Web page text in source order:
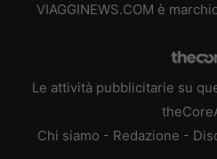
VIAGGINEWS.COM è
Le attività pubblicitarie su
Chi siamo - Redazione -